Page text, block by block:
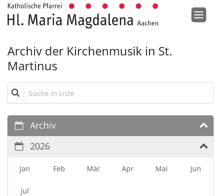
Zum Inhalt springen
Archiv der Kirchenmusik in St.
Martinus
Suche in Liste
Archiv
2026
Jan Feb Mär Apr Mai Jun
Jul